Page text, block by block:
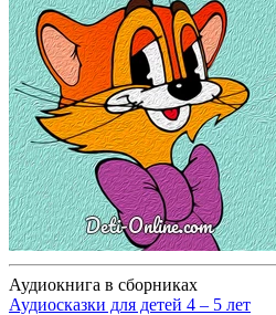
Аудиокнига в сборниках
Аудиосказки для детей 4 – 5 лет